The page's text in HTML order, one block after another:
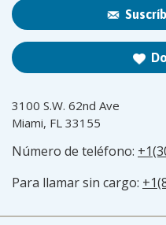
3100 S.W. 62nd Ave
Miami, FL 33155
Número de teléfono:
Para llamar sin cargo: